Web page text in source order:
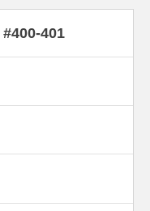
on October 7 and
aid.
401